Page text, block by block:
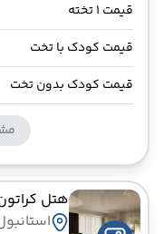
قیمت 1 تخته
قیمت کودک با تخت
قیمت کودک بدون تخت
هتل